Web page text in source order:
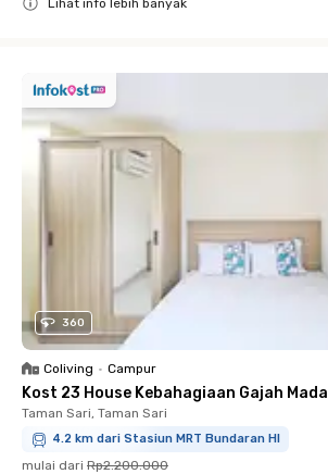
360
Coliving • Campur
Kost 23 House Kebahagiaan Gajah Mada
Taman Sari, Taman Sari
4.2 km dari Stasiun MRT Bundaran HI
mulai dari Rp2.200.000